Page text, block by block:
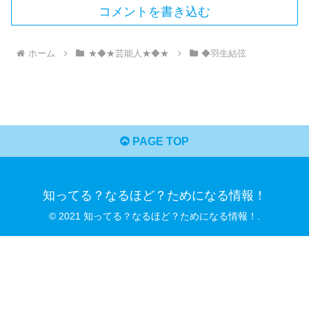
コメントを書き込む
ホーム ★◆★芸能人★◆★ ◆羽生結弦
PAGE TOP
知ってる？なるほど？ためになる情報！
© 2021 知ってる？なるほど？ためになる情報！.